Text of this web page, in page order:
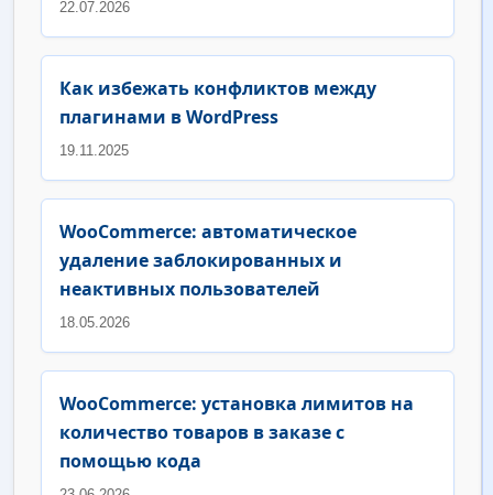
22.07.2026
Как избежать конфликтов между
плагинами в WordPress
19.11.2025
WooCommerce: автоматическое
удаление заблокированных и
неактивных пользователей
18.05.2026
WooCommerce: установка лимитов на
количество товаров в заказе с
помощью кода